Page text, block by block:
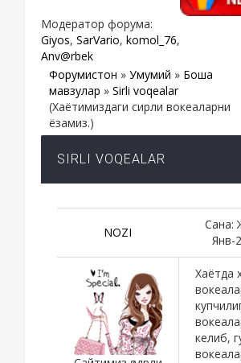
Модератор форума:
Giyos, SarVario, komol_76,
Anv@rbek
Форумистон » Умумий » Бошқа
мавзулар » Sirli voqealar
(Хаётимиздаги сирли вокеаларни
ёзамиз.)
SIRLI VOQEALAR
NOZI
Сана:
Янв-
Хаётда
келиб,